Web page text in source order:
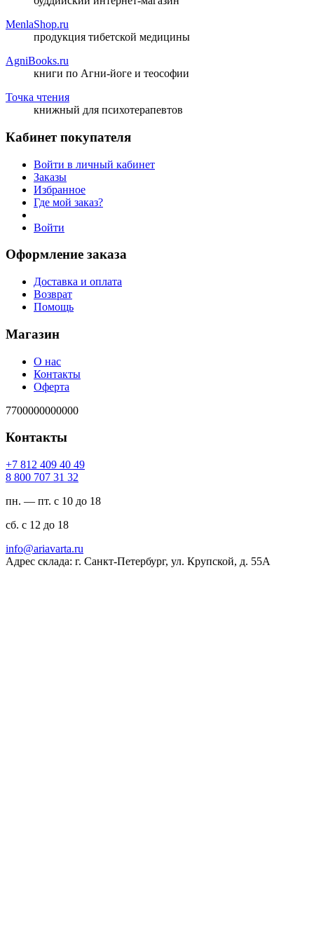
MenlaShop.ru
продукция тибетской медицины
AgniBooks.ru
книги по Агни-йоге и теософии
Точка чтения
книжный для психотерапевтов
Кабинет покупателя
Войти в личный кабинет
Заказы
Избранное
Где мой заказ?
Войти
Оформление заказа
Доставка и оплата
Возврат
Помощь
Магазин
О нас
Контакты
Оферта
7700000000000
Контакты
94 04 904 218 7+
23 13 707 008 8
пн. — пт. с 10 до 18
сб. с 12 до 18
ur.atravaira@ofni
Адрес склада: г. Санкт-Петербург, ул. Крупской, д. 55А